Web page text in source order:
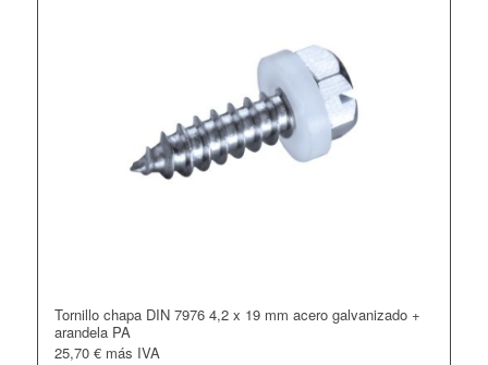
Tornillo chapa DIN 7976 4,2 x 19 mm acero galvanizado +
arandela PA
25,70 € más IVA